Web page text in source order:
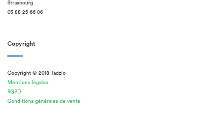
Strasbourg
03 88 25 66 06
Copyright
Copyright © 2018 Tadzio
Mentions légales
RGPD
Conditions générales de vente